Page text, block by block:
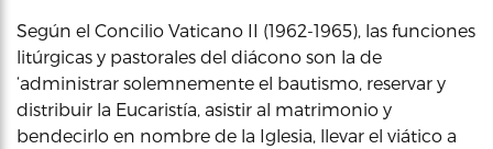
Según el Concilio Vaticano II (1962-1965), las funciones
litúrgicas y pastorales del diácono son la de
‘administrar solemnemente el bautismo, reservar y
distribuir la Eucaristía, asistir al matrimonio y
bendecirlo en nombre de la Iglesia, llevar el viático a